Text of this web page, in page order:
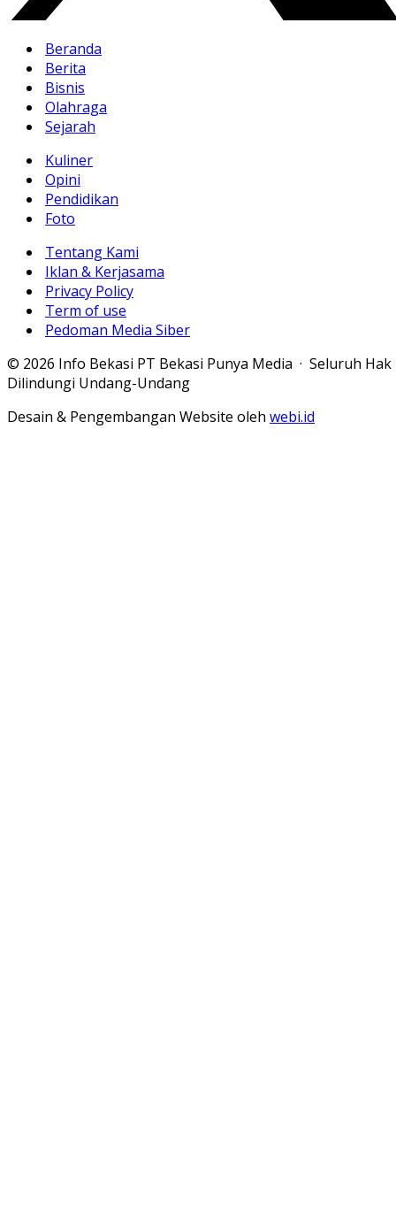
Beranda
Berita
Bisnis
Olahraga
Sejarah
Kuliner
Opini
Pendidikan
Foto
Tentang Kami
Iklan & Kerjasama
Privacy Policy
Term of use
Pedoman Media Siber
© 2026 Info Bekasi PT Bekasi Punya Media · Seluruh Hak
Dilindungi Undang-Undang
Desain & Pengembangan Website oleh webi.id